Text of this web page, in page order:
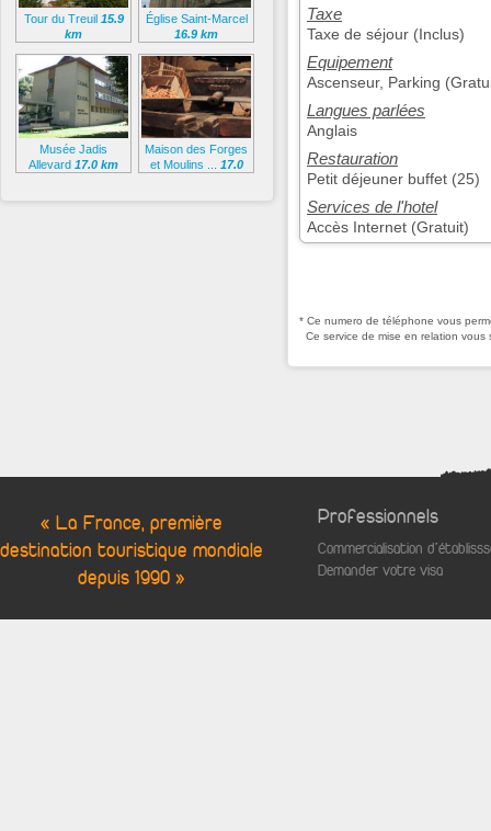
Taxe
Taxe de séjour (Inclus)
Equipement
Ascenseur, Parking
Langues parlées
Anglais
Restauration
Petit déjeuner buffet (25)
Services de l'hotel
Accès Internet (Gratuit)
* Ce numero de téléphone vous
Ce service de mise en relation
Tour du Treuil 15.9
km
Église Saint-Marcel
16.9 km
Musée Jadis
Allevard 17.0 km
Maison des Forges
et Moulins ... 17.0
« La France, première
destination touristique mondiale
depuis 1990 »
Professionnels
Commercialisation
Demander votre visa